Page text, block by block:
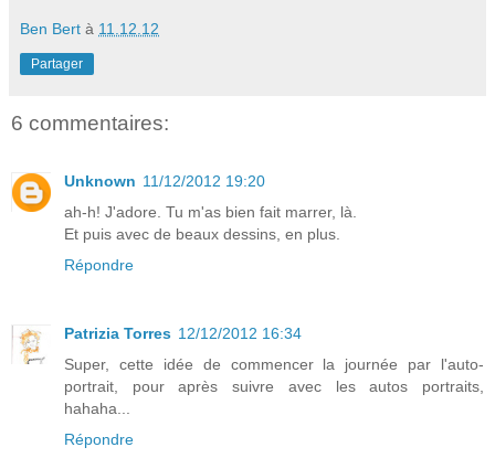
Ben Bert à 11.12.12
Partager
6 commentaires:
Unknown 11/12/2012 19:20
ah-h! J'adore. Tu m'as bien fait marrer, là.
Et puis avec de beaux dessins, en plus.
Répondre
Patrizia Torres 12/12/2012 16:34
Super, cette idée de commencer la journée par l'auto-
portrait, pour après suivre avec les autos portraits,
hahaha...
Répondre